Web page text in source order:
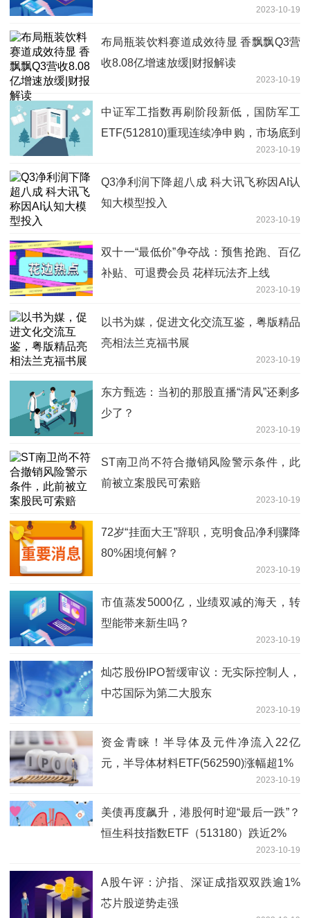
2023-10-19
布局瓶装饮料赛道成效待显 香飘飘Q3营
收8.08亿增速放缓|财报解读
2023-10-19
中证军工指数再刷阶段新低，国防军工
ETF(512810)重现连续净申购，市场底到
2023-10-19
Q3净利润下降超八成 科大讯飞称因AI认
知大模型投入
2023-10-19
双十一“最低价”争夺战：预售抢跑、百亿
补贴、可退费会员 花样玩法齐上线
2023-10-19
以书为媒，促进文化交流互鉴，粤版精品
亮相法兰克福书展
2023-10-19
东方甄选：当初的那股直播“清风”还剩多
少了？
2023-10-19
ST南卫尚不符合撤销风险警示条件，此
前被立案股民可索赔
2023-10-19
72岁“挂面大王”辞职，克明食品净利骤降
80%困境何解？
2023-10-19
市值蒸发5000亿，业绩双减的海天，转
型能带来新生吗？
2023-10-19
灿芯股份IPO暂缓审议：无实际控制人，
中芯国际为第二大股东
2023-10-19
资金青睐！半导体及元件净流入22亿
元，半导体材料ETF(562590)涨幅超1%
2023-10-19
美债再度飙升，港股何时迎“最后一跌”？
恒生科技指数ETF（513180）跌近2%
2023-10-19
A股午评：沪指、深证成指双双跌逾1%
芯片股逆势走强